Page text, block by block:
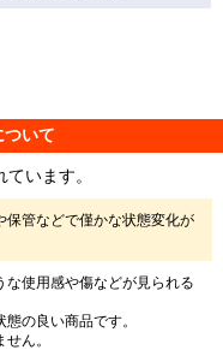
ついて
います。
保管などで僅かな状態変化が
な使用感や傷などが見られる
の良い商品です。
ん。